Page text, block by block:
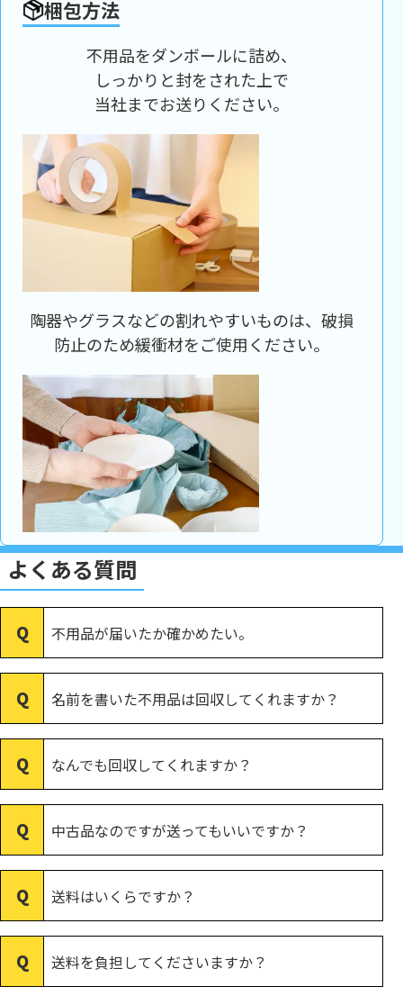
梱包方法
不用品をダンボールに詰め、
しっかりと封をされた上で
当社までお送りください。
陶器やグラスなどの割れやすいものは、破損
防止のため緩衝材をご使用ください。
よくある質問
不用品が届いたか確かめたい。
名前を書いた不用品は回収してくれますか？
なんでも回収してくれますか？
中古品なのですが送ってもいいですか？
送料はいくらですか？
送料を負担してくださいますか？